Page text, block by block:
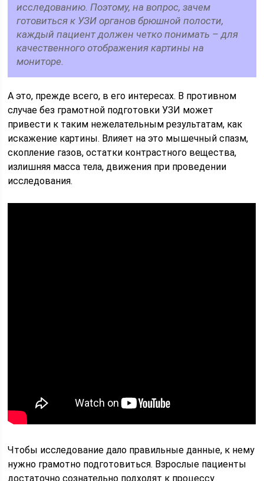
исследованию. Поэтому, на вопрос, зачем
готовиться к УЗИ органов брюшной полости,
каждый пациент должен четко понимать – для
качественного отображения картины на
мониторе.
А это, прежде всего, в его интересах. В противном
случае без грамотной подготовки УЗИ может
привести к таким нежелательным результатам, как
искажение картины. Влияет на это мышечный спазм,
скопление газов, остатки контрастного вещества,
излишняя масса тела, движения при проведении
исследования.
Чтобы исследование дало правильные данные, к нему
нужно грамотно подготовиться. Взрослые пациенты
достаточно сознательно подходят к процессу